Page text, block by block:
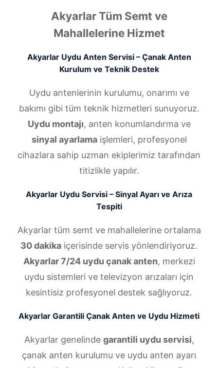
Akyarlar Tüm Semt ve
Mahallelerine Hizmet
Akyarlar Uydu Anten Servisi – Çanak Anten
Kurulum ve Teknik Destek
Uydu antenlerinin kurulumu, onarımı ve
bakımı gibi tüm teknik hizmetleri sunuyoruz.
Uydu montajı, anten konumlandırma ve
sinyal ayarlamaişlemleri, profesyonel
cihazlara sahip uzman ekiplerimiz tarafından
titizlikle yapılır.
Akyarlar Uydu Servisi – Sinyal Ayarı ve Arıza
Tespiti
Akyarlar tüm semt ve mahallelerine ortalama
30 dakika içerisinde servis yönlendiriyoruz.
Akyarlar 7/24 uydu çanak anten, merkezi
uydu sistemleri ve televizyon arızaları için
kesintisiz profesyonel destek sağlıyoruz.
Akyarlar Garantili Çanak Anten ve Uydu Hizmeti
Akyarlar genelinde garantili uydu servisi,
çanak anten kurulumu ve uydu anten ayarı